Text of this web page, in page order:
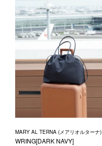
MARY AL TERNA (メアリオルターナ)
WRING[DARK NAVY]